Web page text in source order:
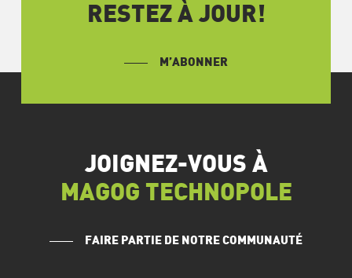
RESTEZ À JOUR!
M’ABONNER
JOIGNEZ-VOUS À
MAGOG TECHNOPOLE
FAIRE PARTIE DE NOTRE COMMUNAUTÉ